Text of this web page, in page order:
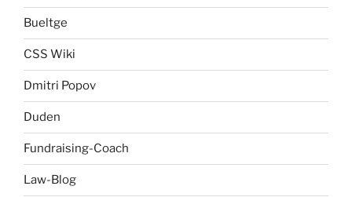
Bueltge
CSS Wiki
Dmitri Popov
Duden
Fundraising-Coach
Law-Blog